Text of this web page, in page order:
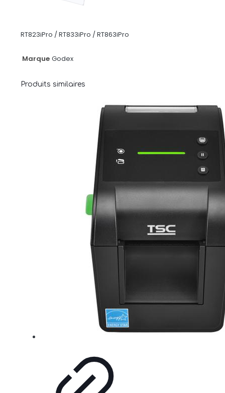
RT823iPro / RT833iPro / RT863iPro
Marque Godex
Produits similaires